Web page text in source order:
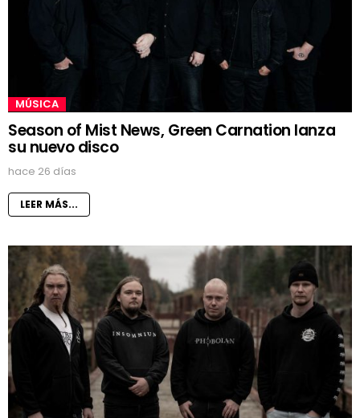
MÚSICA
Season of Mist News, Green Carnation lanza
su nuevo disco
hace 26 días
LEER MÁS...